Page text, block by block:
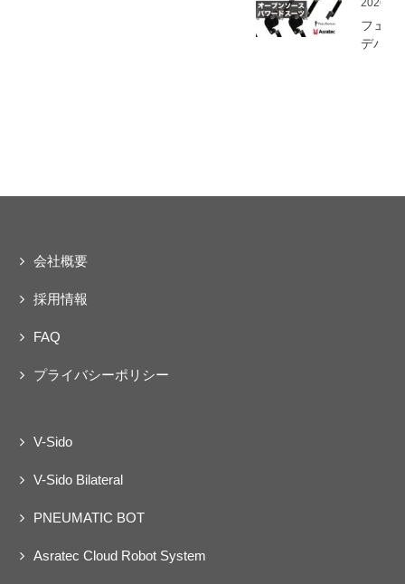
（バル
ロボッ
ト）」
フェア
デバイ
会社概要
採用情報
FAQ
プライバシーポリシー
V-Sido
V-Sido Bilateral
PNEUMATIC BOT
Asratec Cloud Robot System